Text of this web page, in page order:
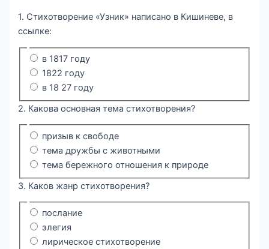
1. Стихотворение «Узник» написано в Кишиневе, в
ссылке:
в 1817 году
1822 году
в 18 27 году
2. Какова основная тема стихотворения?
призыв к свободе
тема дружбы с животными
тема бережного отношения к природе
3. Каков жанр стихотворения?
послание
элегия
лирическое стихотворение